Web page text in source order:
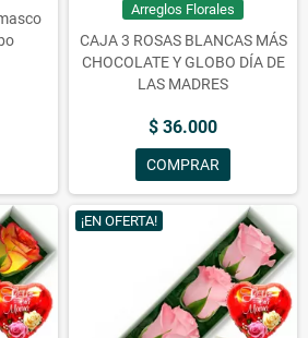
Arreglos Florales
CAJA 3 ROSAS BLANCAS MÁS
CHOCOLATE Y GLOBO DÍA DE
LAS MADRES
$ 36.000
COMPRAR
¡EN OFERTA!